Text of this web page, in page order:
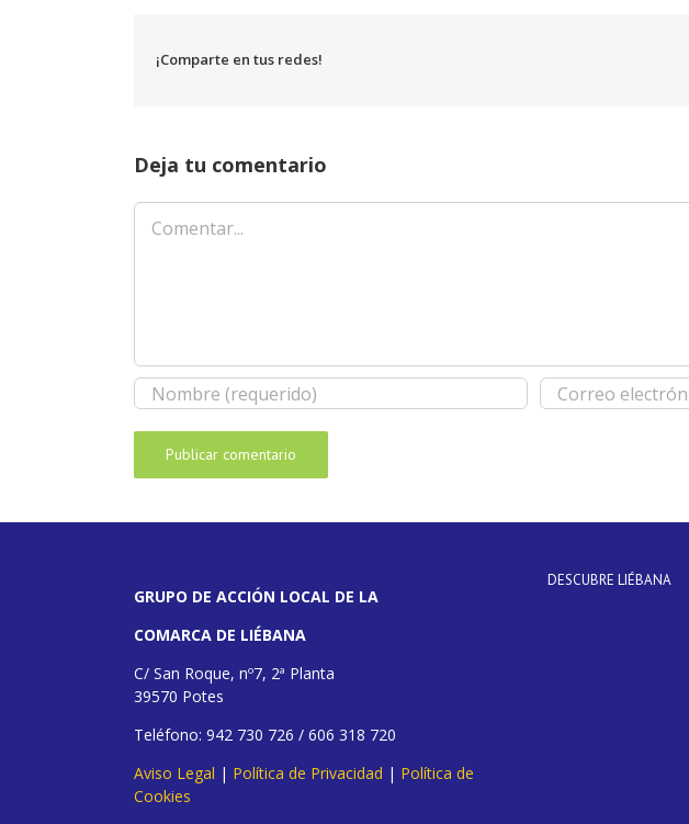
¡Comparte en tus redes!
Deja tu comentario
Comentar
GRUPO DE ACCIÓN LOCAL DE LA
COMARCA DE LIÉBANA
C/ San Roque, nº7, 2ª Planta
39570 Potes
Teléfono: 942 730 726 / 606 318 720
Aviso Legal | Política de Privacidad | Política de
Cookies
DESCUBRE LIÉBANA